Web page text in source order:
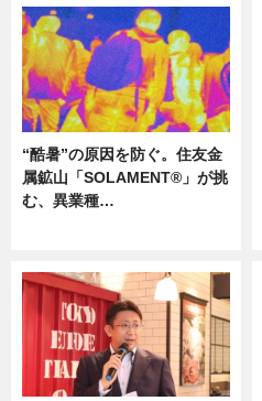
“酷暑”の原因を防ぐ。住友金
属鉱山「SOLAMENT®」が挑
む、異業種…